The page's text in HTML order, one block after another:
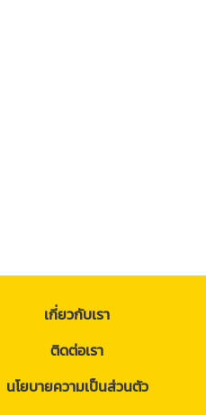
เกี่ยวกับเรา
ติดต่อเรา
นโยบายความเป็นส่วนตัว